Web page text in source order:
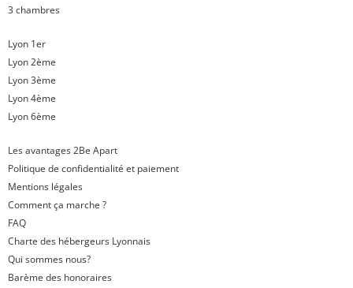
3 chambres
Lyon 1er
Lyon 2ème
Lyon 3ème
Lyon 4ème
Lyon 6ème
Les avantages 2Be Apart
Politique de confidentialité et paiement
Mentions légales
Comment ça marche ?
FAQ
Charte des hébergeurs Lyonnais
Qui sommes nous?
Barème des honoraires